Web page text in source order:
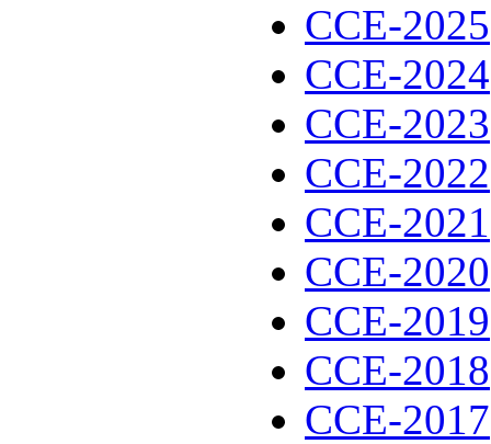
CCE-2025
CCE-2024
CCE-2023
CCE-2022
CCE-2021
CCE-2020
CCE-2019
CCE-2018
CCE-2017